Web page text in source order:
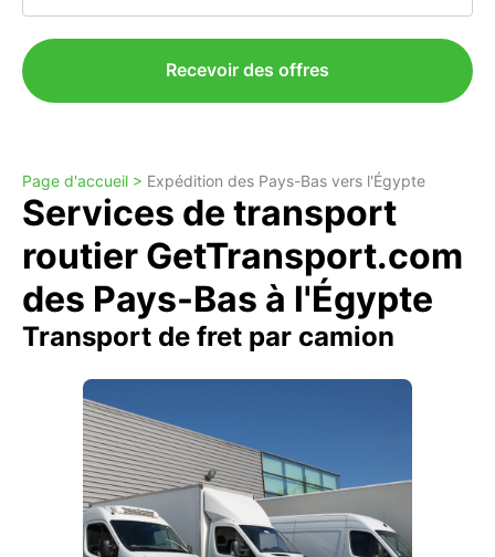
Recevoir des offres
Page d'accueil > Expédition des Pays-Bas vers l'Égypte
Services de transport
routier GetTransport.com
des Pays-Bas à l'Égypte
Transport de fret par camion